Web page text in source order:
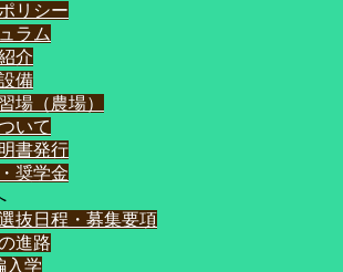
リシー
ラム
介
備
場（農場）
いて
書発行
奨学金
抜日程・募集要項
進路
入学